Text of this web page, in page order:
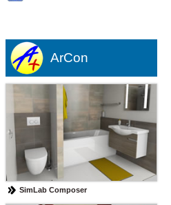
ArCon
SimLab Composer